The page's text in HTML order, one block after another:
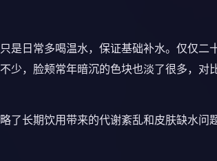
日常多喝温水，保证基础补水。仅仅二
少，脸颊常年暗沉的色块也淡了很多，对
了长期饮用带来的代谢紊乱和皮肤缺水问